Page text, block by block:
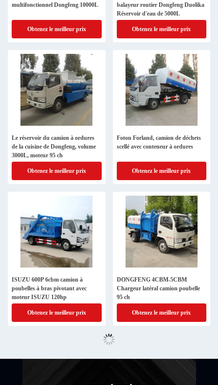
multifonctionnel Dongfeng 10000L
Obtenez le meilleur prix
balayeur routier Dongfeng Duolika
Réservoir d'eau de 5000L
Obtenez le meilleur prix
Le réservoir du camion à ordures
de la cuisine de Dongfeng, volume
3000L, moteur 95 ch
Obtenez le meilleur prix
Foton Forland, camion de déchets
scellé avec conteneur à ordures
Obtenez le meilleur prix
ISUZU 600P 6cbm camion à
poubelles à bras pivotant avec
moteur ISUZU 120hp
Obtenez le meilleur prix
DONGFENG 4CBM-5CBM
Chargeur latéral camion poubelle
95 ch
Obtenez le meilleur prix